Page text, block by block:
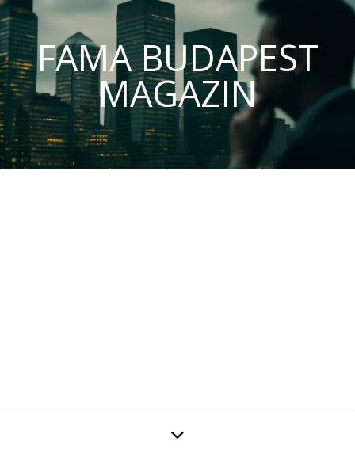
FAMA BUDAPEST
MAGAZIN